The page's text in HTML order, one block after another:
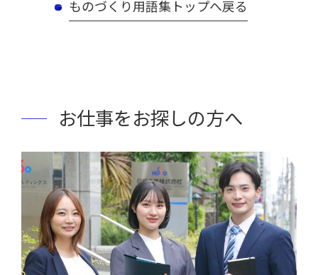
ものづくり用語集トップへ戻る
お仕事をお探しの方へ